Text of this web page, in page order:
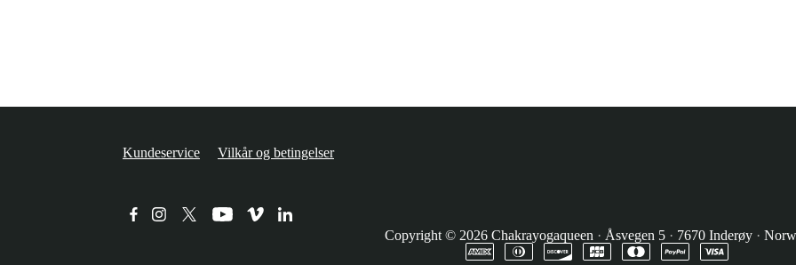
Kundeservice Vilkår og betingelser
Copyright © 2026 Chakrayogaqueen · Åsvegen 5 · 7670 Inderøy ·